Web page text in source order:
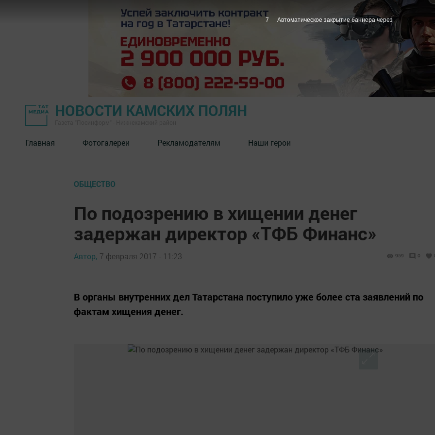
НОВОСТИ КАМСКИХ ПОЛЯН
Главная Фотогалереи Рекламодателям Наши герои
ОБЩЕСТВО
По подозрению в хищении денег
задержан директор «ТФБ Финанс»
Автор, 7 февраля 2017 - 11:23 959 0
В органы внутренних дел Татарстана поступило уже более ста заявлений по
фактам хищения денег.
6 Автоматическое закрытие баннера через